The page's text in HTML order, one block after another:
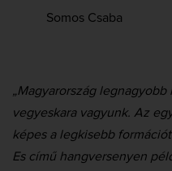
Somos Csaba
„Magyarország
vegyeskara vagyunk. Az
képes a legkisebb
Es című hangversenyen